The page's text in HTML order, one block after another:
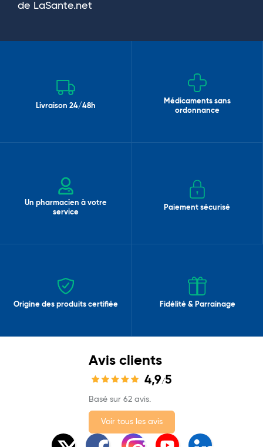
de LaSante.net
Livraison 24/48h
Médicaments sans
ordonnance
Un pharmacien à votre
service
Paiement sécurisé
Origine des produits certifiée Fidélité & Parrainage
Avis clients
4,9/5
Basé sur 62 avis.
Voir tous les avis